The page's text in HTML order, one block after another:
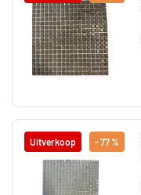
Uitverkoop - 77 %